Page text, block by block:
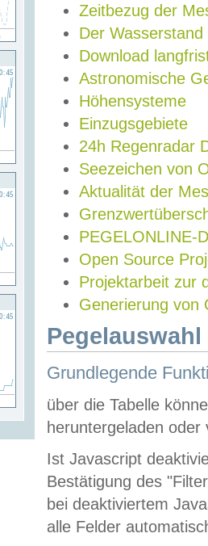
Zeitbezug der
Der Wasserstand
Download
Astronomische
Höhensysteme
Einzugsgebiete
24h Regenradar
Seezeichen von
Aktualität der
PEGELONLINE-
Open Source
Projektarbeit zur
Generierung von
Grundlegende
über die Tabelle
heruntergeladen oder
Ist Javascript
Bestätigung des
bei deaktiviertem
alle Felder